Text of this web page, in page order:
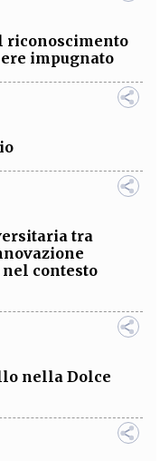
riconoscimento
impugnato
tra
contesto
nella Dolce